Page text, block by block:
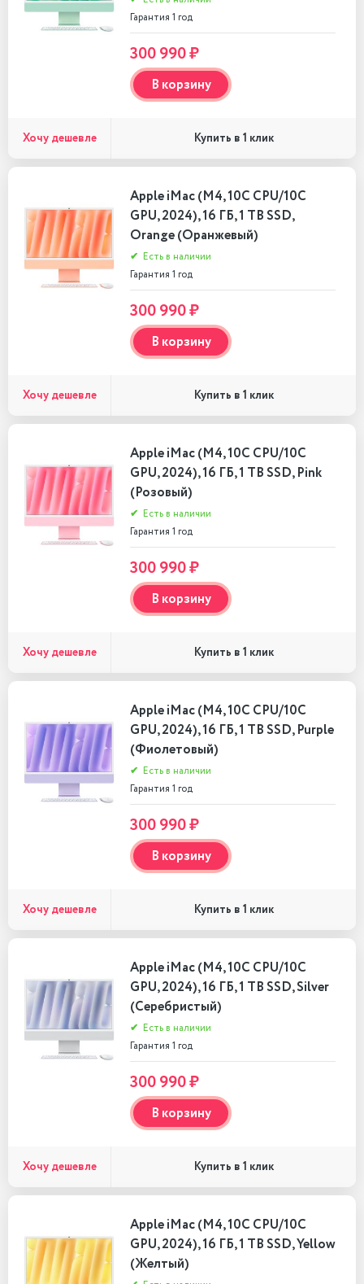
Гарантия 1 год
300 990 ₽
В корзину
Хочу дешевле Купить в 1 клик
Apple iMac (M4, 10C CPU/10C
GPU, 2024), 16 ГБ, 1 TB SSD,
Orange (Оранжевый)
✔ Есть в наличии
Гарантия 1 год
300 990 ₽
В корзину
Хочу дешевле Купить в 1 клик
Apple iMac (M4, 10C CPU/10C
GPU, 2024), 16 ГБ, 1 TB SSD, Pink
(Розовый)
✔ Есть в наличии
Гарантия 1 год
300 990 ₽
В корзину
Хочу дешевле Купить в 1 клик
Apple iMac (M4, 10C CPU/10C
GPU, 2024), 16 ГБ, 1 TB SSD, Purple
(Фиолетовый)
✔ Есть в наличии
Гарантия 1 год
300 990 ₽
В корзину
Хочу дешевле Купить в 1 клик
Apple iMac (M4, 10C CPU/10C
GPU, 2024), 16 ГБ, 1 TB SSD, Silver
(Серебристый)
✔ Есть в наличии
Гарантия 1 год
300 990 ₽
В корзину
Хочу дешевле Купить в 1 клик
Apple iMac (M4, 10C CPU/10C
GPU, 2024), 16 ГБ, 1 TB SSD, Yellow
(Желтый)